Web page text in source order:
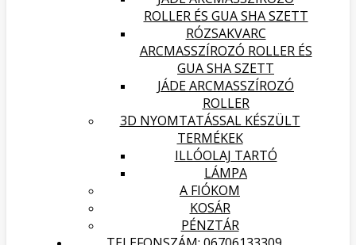
ROLLER ÉS GUA SHA SZETT
RÓZSAKVARC
ARCMASSZÍROZÓ ROLLER ÉS
GUA SHA SZETT
JÁDE ARCMASSZÍROZÓ
ROLLER
3D NYOMTATÁSSAL KÉSZÜLT
TERMÉKEK
ILLÓOLAJ TARTÓ
LÁMPA
A FIÓKOM
KOSÁR
PÉNZTÁR